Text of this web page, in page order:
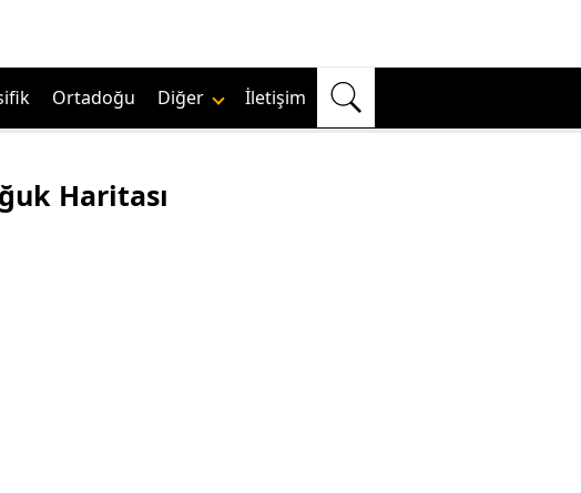
Ortadoğu Diğer İletişim
Haritası